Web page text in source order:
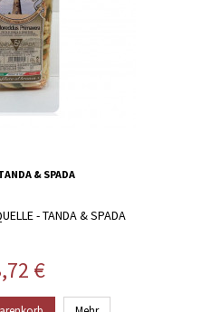
& SPADA
- TANDA & SPADA
€